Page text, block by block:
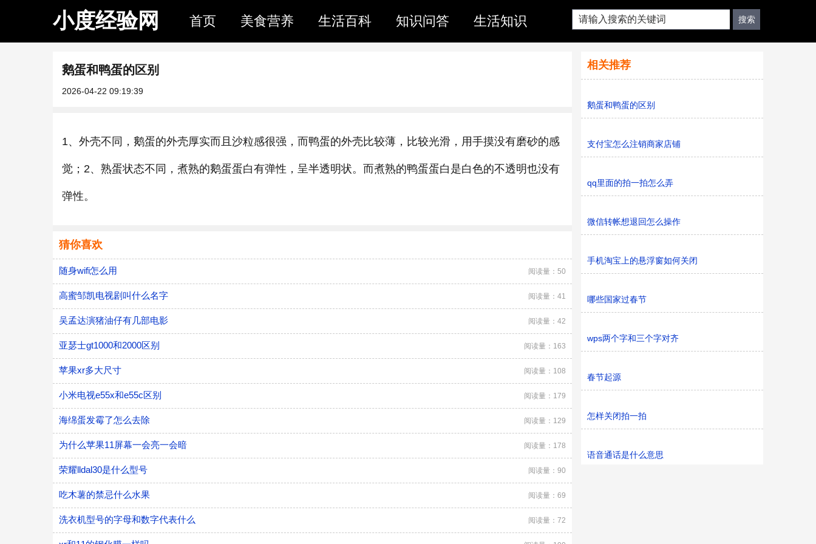
小度经验网 首页 美食营养 生活百科 知识问答 生活知识
鹅蛋和鸭蛋的区别
2026-04-22 09:19:39
1、外壳不同，鹅蛋的外壳厚实而且沙粒感很强，而鸭蛋的外壳比较薄，比较光滑，用手摸没有磨砂的感
觉；2、熟蛋状态不同，煮熟的鹅蛋蛋白有弹性，呈半透明状。而煮熟的鸭蛋蛋白是白色的不透明也没有
弹性。
猜你喜欢
随身wifi怎么用 阅读量：50
高蜜邹凯电视剧叫什么名字 阅读量：41
吴孟达演猪油仔有几部电影 阅读量：42
亚瑟士gt1000和2000区别 阅读量：163
苹果xr多大尺寸 阅读量：108
小米电视e55x和e55c区别 阅读量：179
海绵蛋发霉了怎么去除 阅读量：129
为什么苹果11屏幕一会亮一会暗 阅读量：178
荣耀lldal30是什么型号 阅读量：90
吃木薯的禁忌什么水果 阅读量：69
洗衣机型号的字母和数字代表什么 阅读量：72
相关推荐
鹅蛋和鸭蛋的区别
支付宝怎么注销商家店铺
qq里面的拍一拍怎么弄
微信转帐想退回怎么操作
手机淘宝上的悬浮窗如何关闭
哪些国家过春节
wps两个字和三个字对齐
春节起源
怎样关闭拍一拍
语音通话是什么意思